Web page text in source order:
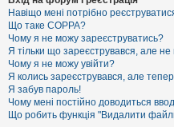
с
т
р
а
ц
і
я
Т
Навіщо мені потрібно
Що таке COPPA?
Чому я не можу зареєструватись?
Я тільки що зареєструвався, але не
Чому я не можу увійти?
Я колись зареєструвався, але
Я забув пароль!
Чому мені постійно доводиться
Що робить функція "Видалити